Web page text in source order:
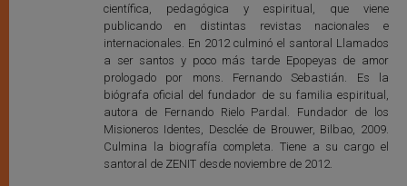
científica, pedagógica y espiritual, que viene
publicando en distintas revistas nacionales e
internacionales. En 2012 culminó el santoral Llamados
a ser santos y poco más tarde Epopeyas de amor
prologado por mons. Fernando Sebastián. Es la
biógrafa oficial del fundador de su familia espiritual,
autora de Fernando Rielo Pardal. Fundador de los
Misioneros Identes, Desclée de Brouwer, Bilbao, 2009.
Culmina la biografía completa. Tiene a su cargo el
santoral de ZENIT desde noviembre de 2012.